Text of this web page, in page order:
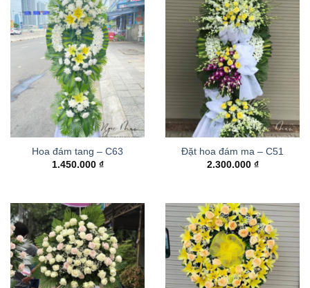
Hoa đám tang – C63
1.450.000 ₫
Đặt hoa đám ma – C51
2.300.000 ₫